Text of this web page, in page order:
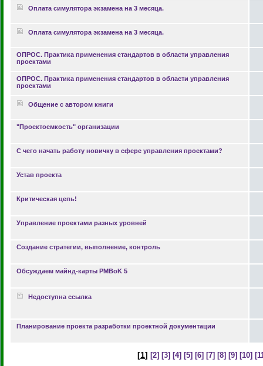
Оплата симулятора экзамена на 3 месяца.
Оплата симулятора экзамена на 3 месяца.
ОПРОС. Практика применения стандартов в области управления
проектами
ОПРОС. Практика применения стандартов в области управления
проектами
Общение с автором книги
"Проектоемкость" организации
С чего начать работу новичку в сфере управления проектами?
Устав проекта
Критическая цепь!
Управление проектами разных уровней
Создание стратегии, выполнение, контроль
Обсуждаем майнд-карты PMBoK 5
Недоступна ссылка
Планирование проекта разработки проектной документации
[1] [2] [3] [4] [5] [6] [7] [8] [9] [10]